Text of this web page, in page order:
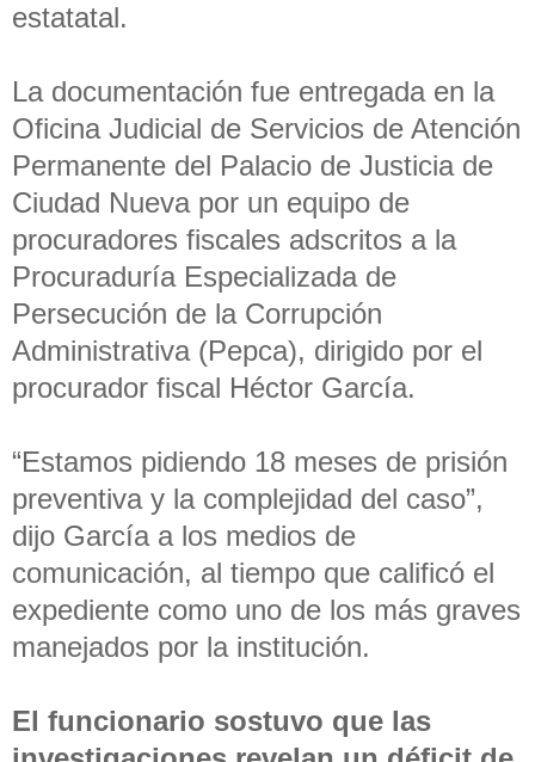
estatatal.
La documentación fue entregada en la
Oficina Judicial de Servicios de Atención
Permanente del Palacio de Justicia de
Ciudad Nueva por un equipo de
procuradores fiscales adscritos a la
Procuraduría Especializada de
Persecución de la Corrupción
Administrativa (Pepca), dirigido por el
procurador fiscal Héctor García.
“Estamos pidiendo 18 meses de prisión
preventiva y la complejidad del caso”,
dijo García a los medios de
comunicación, al tiempo que calificó el
expediente como uno de los más graves
manejados por la institución.
El funcionario sostuvo que las